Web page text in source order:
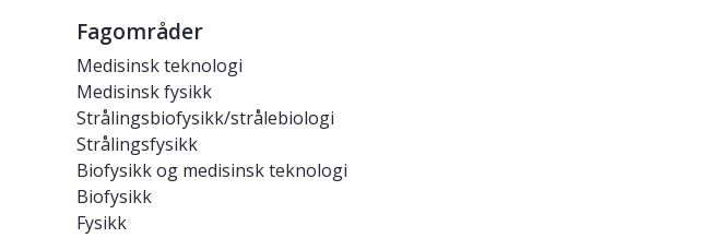
Fagområder
Medisinsk teknologi
Medisinsk fysikk
Strålingsbiofysikk/strålebiologi
Strålingsfysikk
Biofysikk og medisinsk teknologi
Biofysikk
Fysikk